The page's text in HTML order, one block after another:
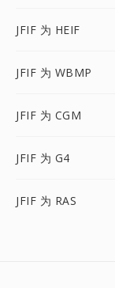
JFIF 为 HEIF
JFIF 为 WBMP
JFIF 为 CGM
JFIF 为 G4
JFIF 为 RAS